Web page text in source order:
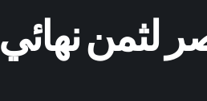
لثمن نهائي